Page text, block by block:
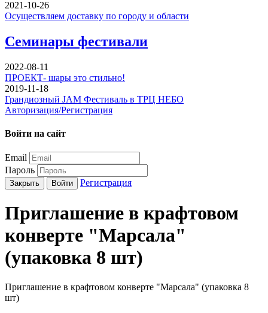
2021-10-26
Осуществляем доставку по городу и области
Семинары фестивали
2022-08-11
ПРОЕКТ- шары это стильно!
2019-11-18
Грандиозный JAM Фестиваль в ТРЦ НЕБО
Авторизация/Регистрация
Войти на сайт
Email
Пароль
Закрыть Войти Регистрация
Приглашение в крафтовом
конверте "Марсала"
(упаковка 8 шт)
Приглашение в крафтовом конверте "Марсала" (упаковка 8
шт)